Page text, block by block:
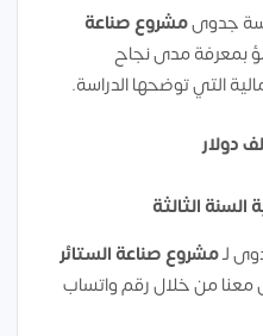
جدوىمشروع صناعة
بمعرفة مدى نجاح
التي توضحها الدراسة.
السنة الثالثة
لـمشروع صناعة الستائر
معنا من خلال رقم واتساب